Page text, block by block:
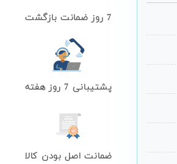
7 روز ضمانت بازگشت
پشتیبانی 7 روز هفته
ضمانت اصل بودن کالا